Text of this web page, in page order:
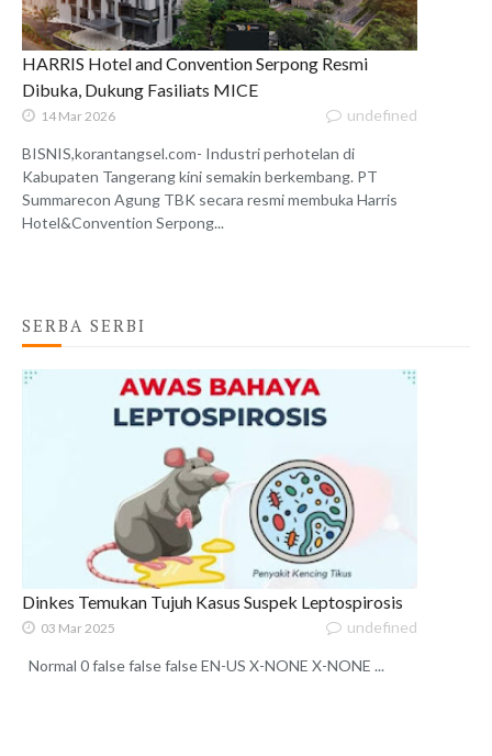
HARRIS Hotel and Convention Serpong Resmi
Dibuka, Dukung Fasiliats MICE
14 Mar 2026 undefined
BISNIS,korantangsel.com- Industri perhotelan di
Kabupaten Tangerang kini semakin berkembang. PT
Summarecon Agung TBK secara resmi membuka Harris
Hotel&Convention Serpong...
SERBA SERBI
Dinkes Temukan Tujuh Kasus Suspek Leptospirosis
03 Mar 2025 undefined
Normal 0 false false false EN-US X-NONE X-NONE ...